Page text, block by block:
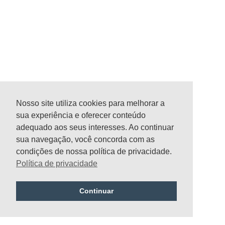
Nosso site utiliza cookies para melhorar a
sua experiência e oferecer conteúdo
adequado aos seus interesses. Ao continuar
sua navegação, você concorda com as
condições de nossa política de privacidade.
Política de privacidade
Continuar